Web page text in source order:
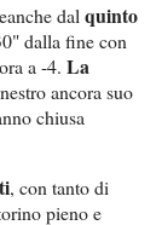
dalquinto
dalla fine con
a -4. La
ancora suo
chiusa
, con tanto di
pieno e